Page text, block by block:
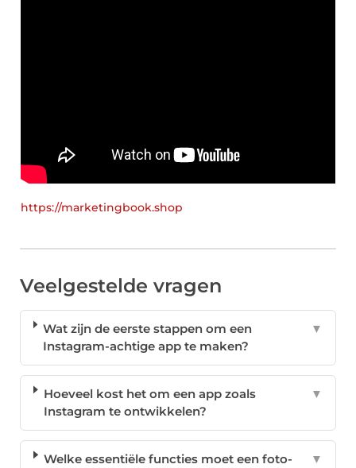
https://marketingbook.shop
Veelgestelde vragen
Wat zijn de eerste stappen om een
Instagram-achtige app te maken?
▼
Hoeveel kost het om een app zoals
Instagram te ontwikkelen?
▼
Welke essentiële functies moet een foto-
▼